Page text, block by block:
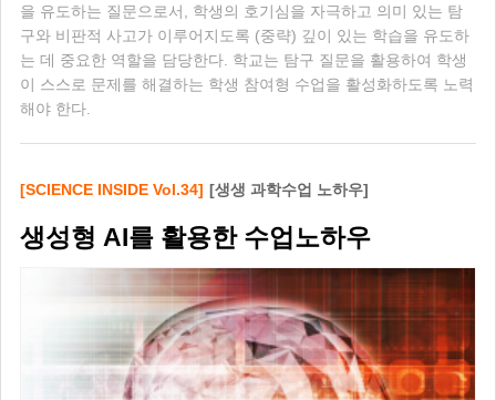
을 유도하는 질문으로서, 학생의 호기심을 자극하고 의미 있는 탐
구와 비판적 사고가 이루어지도록 (중략) 깊이 있는 학습을 유도하
는 데 중요한 역할을 담당한다. 학교는 탐구 질문을 활용하여 학생
이 스스로 문제를 해결하는 학생 참여형 수업을 활성화하도록 노력
해야 한다.
[SCIENCE INSIDE Vol.34] [생생 과학수업 노하우]
생성형 AI를 활용한 수업노하우